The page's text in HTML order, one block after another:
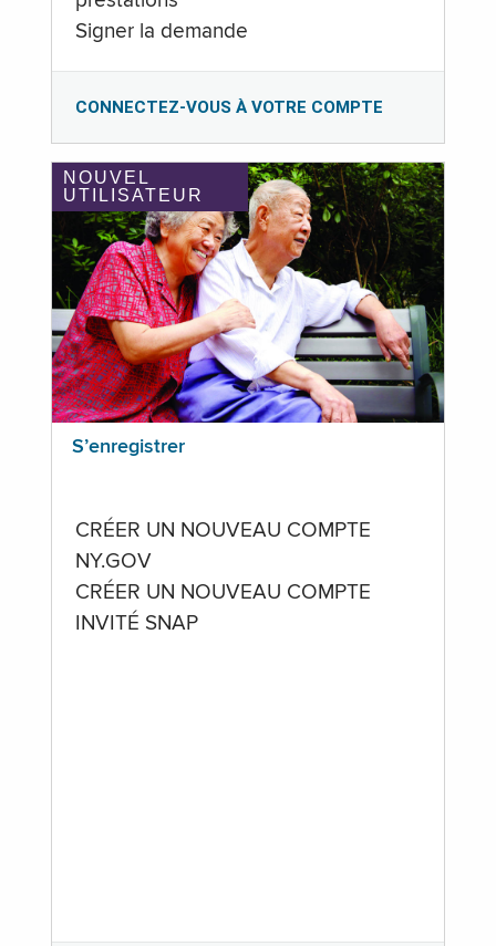
Signer la demande
CONNECTEZ-VOUS À VOTRE COMPTE
NOUVEL
UTILISATEUR
S’enregistrer
CRÉER UN NOUVEAU COMPTE
NY.GOV
CRÉER UN NOUVEAU COMPTE
INVITÉ SNAP